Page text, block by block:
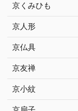
京くみひも
京人形
京仏具
京友禅
京小紋